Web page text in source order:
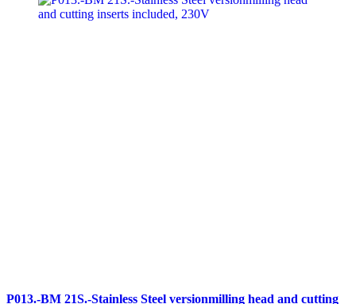
P013.-BM 21S.-Stainless Steel versionmilling head and cutting